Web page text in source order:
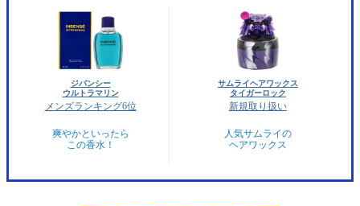
ジバンシー
ウルトラマリン
メンズランキング6位
爽やかといったら
この香水！
サムライヘアワックス
タイガーロック
新規取り扱い
人気サムライの
ヘアワックス